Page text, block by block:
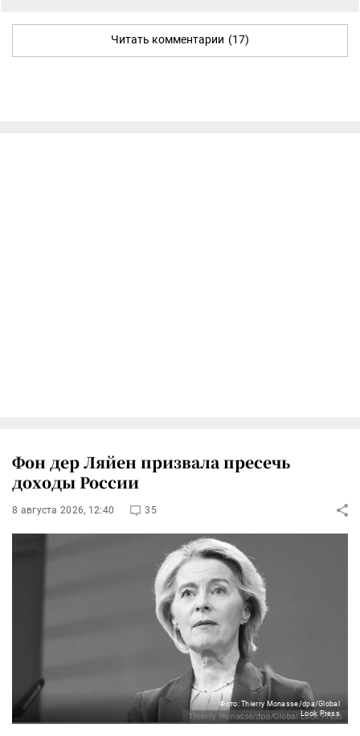
Читать комментарии (17)
Фон дер Ляйен призвала пресечь
доходы России
8 августа 2026, 12:40 35
Фото: Thierry Monasse/dpa/Global
Look Press